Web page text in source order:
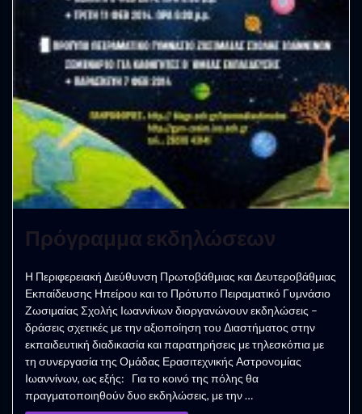
Πρόγραμμα εκδηλώσεων
Η Περιφερειακή Διεύθυνση Πρωτοβάθμιας και Δευτεροβάθμιας
Εκπαίδευσης Ηπείρου και το Πρότυπο Πειραματικό Γυμνάσιο
Ζωσιμαίας Σχολής Ιωαννίνων διοργανώνουν εκδηλώσεις –
δράσεις σχετικές με την αξιοποίηση του Διαστήματος στην
εκπαιδευτική διαδικασία και παρατηρήσεις με τηλεσκόπια με
τη συνεργασία της Ομάδας Ερασιτεχνικής Αστρονομίας
Ιωαννίνων, ως εξής: Για το κοινό της πόλης θα
πραγματοποιηθούν δυο εκδηλώσεις, με την …